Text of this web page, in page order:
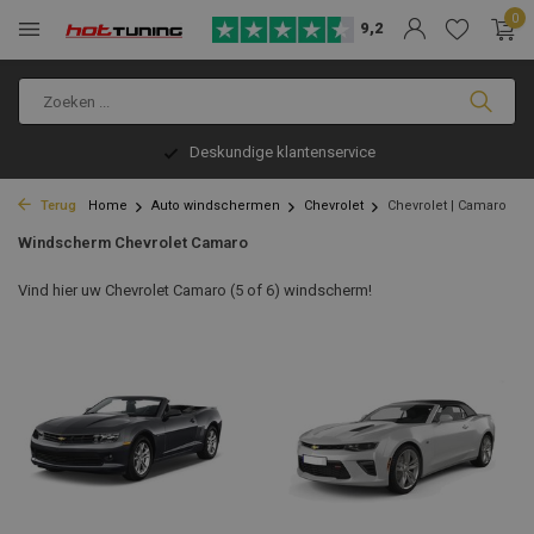
9,2
0
Deskundige klantenservice
Terug Home Auto windschermen Chevrolet Chevrolet | Camaro
Windscherm Chevrolet Camaro
Vind hier uw Chevrolet Camaro (5 of 6) windscherm!